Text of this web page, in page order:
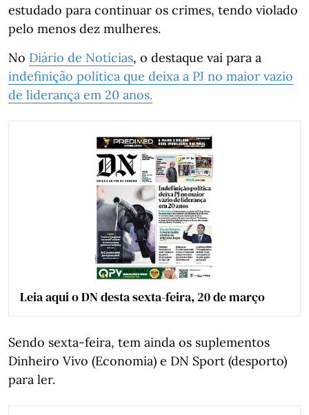
estudado para continuar os crimes, tendo violado
pelo menos dez mulheres.
No Diário de Notícias, o destaque vai para a
indefinição política que deixa a PJ no maior vazio
de liderança em 20 anos.
Leia aqui o DN desta sexta-feira, 20 de março
Sendo sexta-feira, tem ainda os suplementos
Dinheiro Vivo (Economia) e DN Sport (desporto)
para ler.